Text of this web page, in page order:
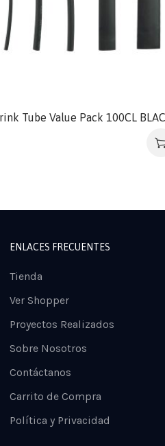
Tube Value Pack 100CL
ENLACES FRECUENTES
Tienda
Ver Shopper
Proyectos Realizados
Sobre Nosotros
Contáctanos
Carrito de Compra
Política y Privacidad